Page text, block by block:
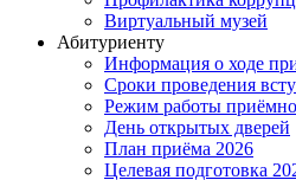
Виртуальный музей
Абитуриенту
Информация о ходе
Сроки проведения
Режим работы
День открытых дверей
План приёма 2026
Целевая подготовка